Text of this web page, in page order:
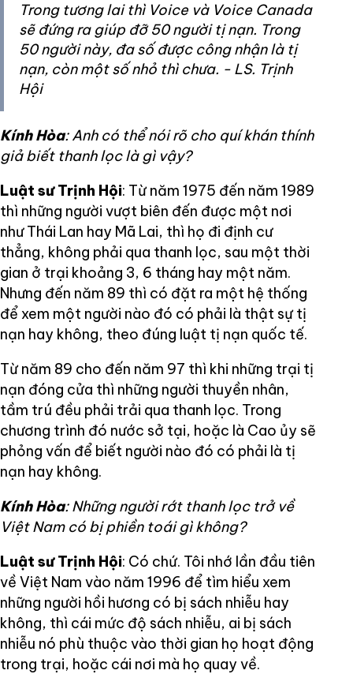
Trong tương lai thì Voice và Voice Canada
sẽ đứng ra giúp đỡ 50 người tị nạn. Trong
50 người này, đa số được công nhận là tị
nạn, còn một số nhỏ thì chưa. - LS. Trịnh
Hội
Kính Hòa: Anh có thể nói rõ cho quí khán thính
giả biết thanh lọc là gì vậy?
Luật sư Trịnh Hội: Từ năm 1975 đến năm 1989
thì những người vượt biên đến được một nơi
như Thái Lan hay Mã Lai, thì họ đi định cư
thẳng, không phải qua thanh lọc, sau một thời
gian ở trại khoảng 3, 6 tháng hay một năm.
Nhưng đến năm 89 thì có đặt ra một hệ thống
để xem một người nào đó có phải là thật sự tị
nạn hay không, theo đúng luật tị nạn quốc tế.
Từ năm 89 cho đến năm 97 thì khi những trại tị
nạn đóng cửa thì những người thuyền nhân,
tầm trú đều phải trải qua thanh lọc. Trong
chương trình đó nước sở tại, hoặc là Cao ủy sẽ
phỏng vấn để biết người nào đó có phải là tị
nạn hay không.
Kính Hòa: Những người rớt thanh lọc trở về
Việt Nam có bị phiền toái gì không?
Luật sư Trịnh Hội: Có chứ. Tôi nhớ lần đầu tiên
về Việt Nam vào năm 1996 để tìm hiểu xem
những người hồi hương có bị sách nhiễu hay
không, thì cái mức độ sách nhiễu, ai bị sách
nhiễu nó phù thuộc vào thời gian họ hoạt động
trong trại, hoặc cái nơi mà họ quay về.